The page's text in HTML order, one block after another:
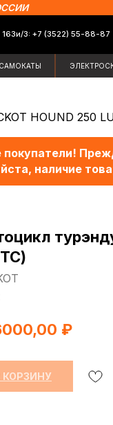
Поиск по
55-88-87
HOUND 250
наличие
₽
КОРЗИНУ